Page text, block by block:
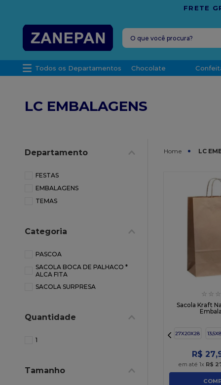
O que você procura?
Todos os Departamentos Chocolate
LC EMBALAGENS
Departamento
FESTAS
EMBALAGENS
TEMAS
Categoria
PASCOA
SACOLA BOCA DE PALHACO *
ALCA FITA
SACOLA SURPRESA
Quantidade
1
Tamanho
LC
☆ ☆ ☆
Sacola Kraft
27X20X28
R$ 27,
em até 1x R$
leite
caixa